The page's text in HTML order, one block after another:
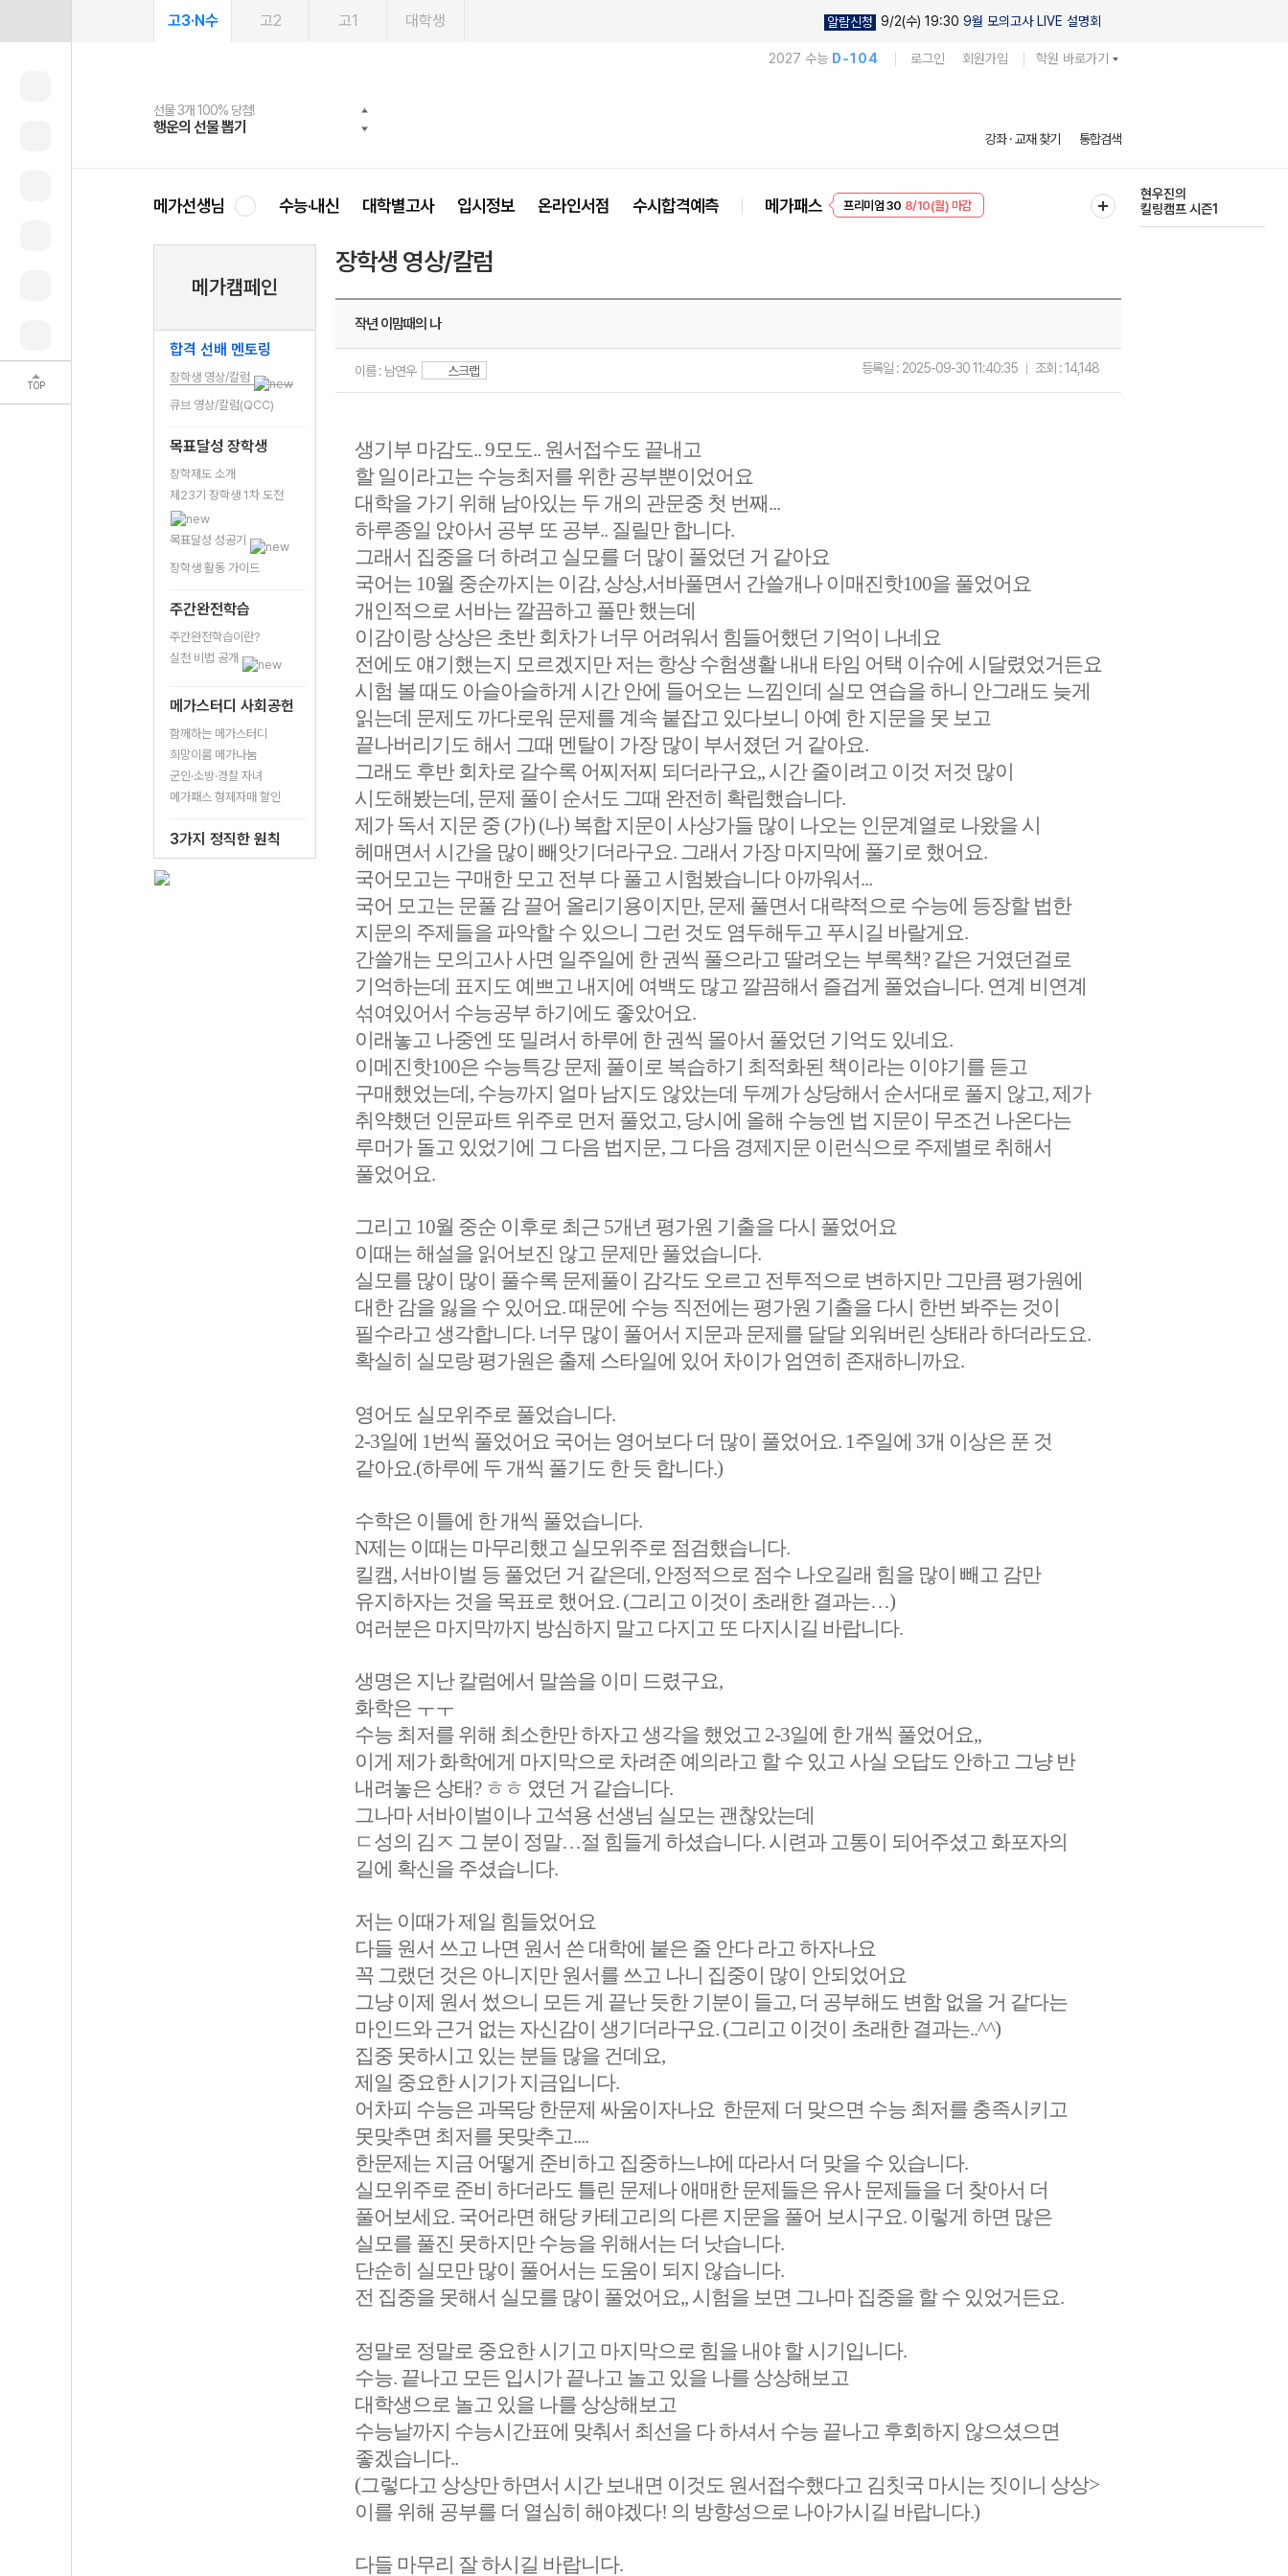
TOP
고3·N수 고2 고1 대학생 알람신청 9/2(수) 19:30 9월 모의고사 LIVE 설명회
2027 수능 D-104 로그인 회원가입 학원 바로가기
메가스터디
선물 3개 100% 당첨!
행운의 선물 뽑기
선물 100% 증정!
메가스터디 X 올리브
여름방학 스터디 캐시백
메가런 썸머스쿨
2027 러셀 단과
강사 공개선발
스마트러닝앱
설문 EVENT
메가패스
3일 무료 체험권
메가패스 수강생 무료혜택!
메가클럽 멤버십
사회공헌 캠페인
희망이룸 메가나눔
강좌 · 교재 찾기 통합검색
메가선생님 수능·내신 대학별고사 입시정보 온라인서점 수시합격예측 메가패스
프리미엄 30 8/10(월) 마감
현우진의
킬링캠프 시즌1
메가캠페인
합격 선배 멘토링
장학생 영상/칼럼
큐브 영상/칼럼(QCC)
목표달성 장학생
장학제도 소개
제23기 장학생 1차 도전
목표달성 성공기
장학생 활동 가이드
주간완전학습
주간완전학습이란?
실천 비법 공개
메가스터디 사회공헌
함께하는 메가스터디
희망이룸 메가나눔
군인·소방·경찰 자녀
메가패스 형제자매 할인
3가지 정직한 원칙
장학생 영상/칼럼
작년 이맘때의 나
이름 : 남연우 스크랩 등록일 : 2025-09-30 11:40:35 조회 :14,148
생기부 마감도.. 9모도.. 원서접수도 끝내고
할 일이라고는 수능최저를 위한 공부뿐이었어요
대학을 가기 위해 남아있는 두 개의 관문중 첫 번째...
하루종일 앉아서 공부 또 공부.. 질릴만 합니다.
그래서 집중을 더 하려고 실모를 더 많이 풀었던 거 같아요
국어는 10월 중순까지는 이감, 상상,서바풀면서 간쓸개나 이매진핫100을 풀었어요
개인적으로 서바는 깔끔하고 풀만 했는데
이감이랑 상상은 초반 회차가 너무 어려워서 힘들어했던 기억이 나네요
전에도 얘기했는지 모르겠지만 저는 항상 수험생활 내내 타임 어택 이슈에 시달렸었거든요
시험 볼 때도 아슬아슬하게 시간 안에 들어오는 느낌인데 실모 연습을 하니 안그래도 늦게
읽는데 문제도 까다로워 문제를 계속 붙잡고 있다보니 아예 한 지문을 못 보고
끝나버리기도 해서 그때 멘탈이 가장 많이 부서졌던 거 같아요.
그래도 후반 회차로 갈수록 어찌저찌 되더라구요,, 시간 줄이려고 이것 저것 많이
시도해봤는데, 문제 풀이 순서도 그때 완전히 확립했습니다.
제가 독서 지문 중 (가) (나) 복합 지문이 사상가들 많이 나오는 인문계열로 나왔을 시
헤매면서 시간을 많이 빼앗기더라구요. 그래서 가장 마지막에 풀기로 했어요.
국어모고는 구매한 모고 전부 다 풀고 시험봤습니다 아까워서...
국어 모고는 문풀 감 끌어 올리기용이지만, 문제 풀면서 대략적으로 수능에 등장할 법한
지문의 주제들을 파악할 수 있으니 그런 것도 염두해두고 푸시길 바랄게요.
간쓸개는 모의고사 사면 일주일에 한 권씩 풀으라고 딸려오는 부록책? 같은 거였던걸로
기억하는데 표지도 예쁘고 내지에 여백도 많고 깔끔해서 즐겁게 풀었습니다. 연계 비연계
섞여있어서 수능공부 하기에도 좋았어요.
이래놓고 나중엔 또 밀려서 하루에 한 권씩 몰아서 풀었던 기억도 있네요.
이메진핫100은 수능특강 문제 풀이로 복습하기 최적화된 책이라는 이야기를 듣고
구매했었는데, 수능까지 얼마 남지도 않았는데 두께가 상당해서 순서대로 풀지 않고, 제가
취약했던 인문파트 위주로 먼저 풀었고, 당시에 올해 수능엔 법 지문이 무조건 나온다는
루머가 돌고 있었기에 그 다음 법지문, 그 다음 경제지문 이런식으로 주제별로 취해서
풀었어요.
그리고 10월 중순 이후로 최근 5개년 평가원 기출을 다시 풀었어요
이때는 해설을 읽어보진 않고 문제만 풀었습니다.
실모를 많이 많이 풀수록 문제풀이 감각도 오르고 전투적으로 변하지만 그만큼 평가원에
대한 감을 잃을 수 있어요. 때문에 수능 직전에는 평가원 기출을 다시 한번 봐주는 것이
필수라고 생각합니다. 너무 많이 풀어서 지문과 문제를 달달 외워버린 상태라 하더라도요.
확실히 실모랑 평가원은 출제 스타일에 있어 차이가 엄연히 존재하니까요.
영어도 실모위주로 풀었습니다.
2-3일에 1번씩 풀었어요 국어는 영어보다 더 많이 풀었어요. 1주일에 3개 이상은 푼 것
같아요.(하루에 두 개씩 풀기도 한 듯 합니다.)
수학은 이틀에 한 개씩 풀었습니다.
N제는 이때는 마무리했고 실모위주로 점검했습니다.
킬캠, 서바이벌 등 풀었던 거 같은데, 안정적으로 점수 나오길래 힘을 많이 빼고 감만
유지하자는 것을 목표로 했어요. (그리고 이것이 초래한 결과는…)
여러분은 마지막까지 방심하지 말고 다지고 또 다지시길 바랍니다.
생명은 지난 칼럼에서 말씀을 이미 드렸구요,
화학은 ㅜㅜ
수능 최저를 위해 최소한만 하자고 생각을 했었고 2-3일에 한 개씩 풀었어요,,
이게 제가 화학에게 마지막으로 차려준 예의라고 할 수 있고 사실 오답도 안하고 그냥 반
내려놓은 상태? ㅎㅎ 였던 거 같습니다.
그나마 서바이벌이나 고석용 선생님 실모는 괜찮았는데
ㄷ성의 김ㅈ 그 분이 정말…절 힘들게 하셨습니다. 시련과 고통이 되어주셨고 화포자의
길에 확신을 주셨습니다.
저는 이때가 제일 힘들었어요
다들 원서 쓰고 나면 원서 쓴 대학에 붙은 줄 안다 라고 하자나요
꼭 그랬던 것은 아니지만 원서를 쓰고 나니 집중이 많이 안되었어요
그냥 이제 원서 썼으니 모든 게 끝난 듯한 기분이 들고, 더 공부해도 변함 없을 거 같다는
마인드와 근거 없는 자신감이 생기더라구요. (그리고 이것이 초래한 결과는..^^)
집중 못하시고 있는 분들 많을 건데요,
제일 중요한 시기가 지금입니다.
어차피 수능은 과목당 한문제 싸움이자나요 한문제 더 맞으면 수능 최저를 충족시키고
못맞추면 최저를 못맞추고....
한문제는 지금 어떻게 준비하고 집중하느냐에 따라서 더 맞을 수 있습니다.
실모위주로 준비 하더라도 틀린 문제나 애매한 문제들은 유사 문제들을 더 찾아서 더
풀어보세요. 국어라면 해당 카테고리의 다른 지문을 풀어 보시구요. 이렇게 하면 많은
실모를 풀진 못하지만 수능을 위해서는 더 낫습니다.
단순히 실모만 많이 풀어서는 도움이 되지 않습니다.
전 집중을 못해서 실모를 많이 풀었어요,, 시험을 보면 그나마 집중을 할 수 있었거든요.
정말로 정말로 중요한 시기고 마지막으로 힘을 내야 할 시기입니다.
수능. 끝나고 모든 입시가 끝나고 놀고 있을 나를 상상해보고
대학생으로 놀고 있을 나를 상상해보고
수능날까지 수능시간표에 맞춰서 최선을 다 하셔서 수능 끝나고 후회하지 않으셨으면
좋겠습니다..
(그렇다고 상상만 하면서 시간 보내면 이것도 원서접수했다고 김칫국 마시는 짓이니 상상>
이를 위해 공부를 더 열심히 해야겠다! 의 방향성으로 나아가시길 바랍니다.)
다들 마무리 잘 하시길 바랍니다.